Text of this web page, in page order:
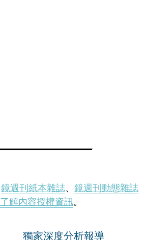
鏡週刊紙本雜誌、 鏡週刊動態雜誌
了解內容授權資訊。
獨家深度分析報導